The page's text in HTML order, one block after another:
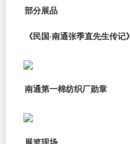
部分展品
《民国·南通张季直先生传记》 ​​​
南通第一棉纺织厂勋章